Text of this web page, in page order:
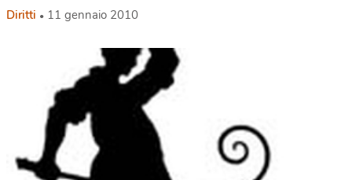
Diritti 11 gennaio 2010